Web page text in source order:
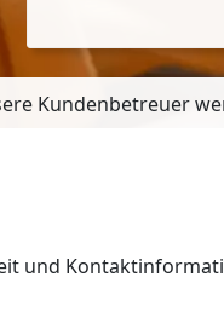
Kundenbetreuer
und